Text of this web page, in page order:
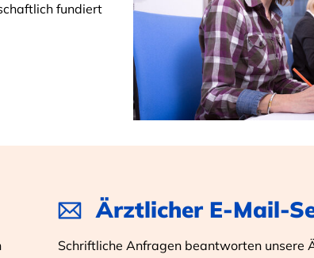
fundiert
Ärztlicher E-Mail-
Schriftliche Anfragen beantworten unsere